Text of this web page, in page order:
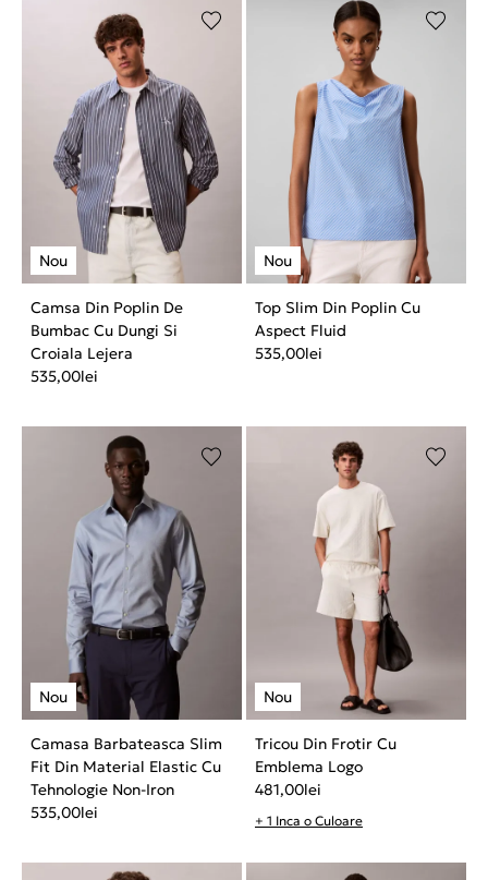
Camsa Din Poplin De
Bumbac Cu Dungi Si
Croiala Lejera
535,00lei
Top Slim Din Poplin Cu
Aspect Fluid
535,00lei
Camasa Barbateasca Slim
Fit Din Material Elastic Cu
Tehnologie Non-Iron
535,00lei
Tricou Din Frotir Cu
Emblema Logo
481,00lei
+ 1 Inca o Culoare